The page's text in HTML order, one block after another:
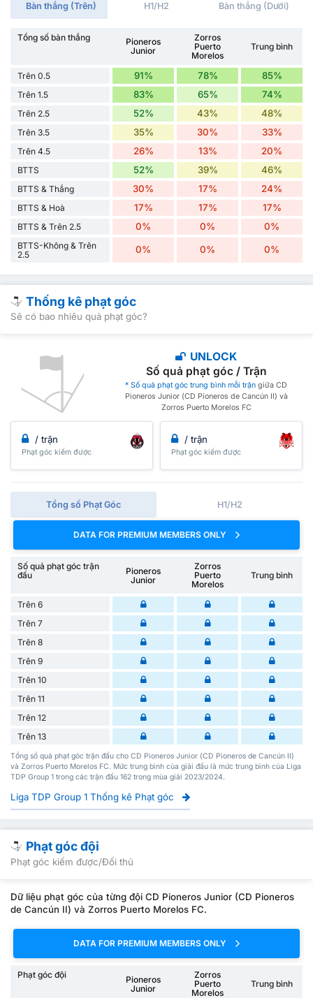
Bàn thắng (Trên) H1/H2 Bàn thắng (Dưới)
Tổng số bàn thắng
Pioneros
Junior
Zorros
Puerto
Morelos
Trung bình
Trên 0.5 91% 78% 85%
Trên 1.5 83% 65% 74%
Trên 2.5 52% 43% 48%
Trên 3.5 35% 30% 33%
Trên 4.5 26% 13% 20%
BTTS 52% 39% 46%
BTTS & Thắng 30% 17% 24%
BTTS & Hoà 17% 17% 17%
BTTS & Trên 2.5 0% 0% 0%
BTTS-Không & Trên
2.5
0% 0% 0%
Thống kê phạt góc
Sẽ có bao nhiêu quả phạt góc?
UNLOCK
Số quả phạt góc / Trận
* Số quả phạt góc trung bình mỗi trận giữa CD
Pioneros Junior (CD Pioneros de Cancún II) và
Zorros Puerto Morelos FC
/ trận
Phạt góc kiếm được
/ trận
Phạt góc kiếm được
Tổng số Phạt Góc H1/H2
DATA FOR PREMIUM MEMBERS ONLY
Số quả phạt góc trận
đấu
Pioneros
Junior
Zorros
Puerto
Morelos
Trung bình
Trên 6
Trên 7
Trên 8
Trên 9
Trên 10
Trên 11
Trên 12
Trên 13
Tổng số quả phạt góc trận đấu cho CD Pioneros Junior (CD Pioneros de Cancún II)
và Zorros Puerto Morelos FC. Mức trung bình của giải đấu là mức trung bình của Liga
TDP Group 1 trong các trận đấu 162 trong mùa giải 2023/2024.
Liga TDP Group 1 Thống kê Phạt góc
Phạt góc đội
Phạt góc kiếm được/Đối thủ
Dữ liệu phạt góc của từng đội CD Pioneros Junior (CD Pioneros
de Cancún II) và Zorros Puerto Morelos FC.
DATA FOR PREMIUM MEMBERS ONLY
Phạt góc đội
Pioneros
Junior
Zorros
Puerto
Morelos
Trung bình